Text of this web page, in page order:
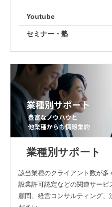
Youtube
セミナー・塾
業種別サポート
該当業種のクライアント数が
設業許可認定などの関連サー
顧問、経営コンサルティング、